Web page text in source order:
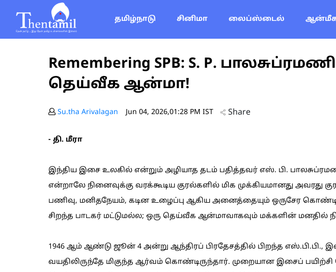
தமிழ்நாடு சினிமா லைப்ஸ்டைல்
Remembering SPB: S. P.
தெய்வீக ஆன்மா!
Su.tha Arivalagan Jun 04, 2026,01:28 PM IST Share
- தி. மீரா
இந்திய இசை உலகில் என்றும் அழியாத தடம் பதித்தவர் எஸ். பி.
என்றாலே நினைவுக்கு வரக்கூடிய குரல்களில் மிக முக்கியமானது அவரது
பணிவு, மனிதநேயம், கடின உழைப்பு ஆகிய அனைத்தையும் ஒருசேர
சிறந்த பாடகர் மட்டுமல்ல; ஒரு தெய்வீக ஆன்மாவாகவும் மக்களின் மனதில்
1946 ஆம் ஆண்டு ஜூன் 4 அன்று ஆந்திரப் பிரதேசத்தில் பிறந்த எஸ்.பி.பி.,
வயதிலிருந்தே மிகுந்த ஆர்வம் கொண்டிருந்தார். முறையான இசைப் பயிற்சி